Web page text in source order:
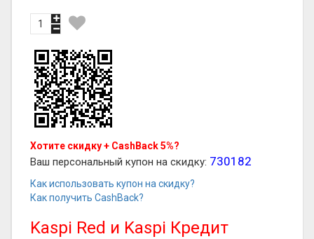
Хотите скидку + CashBack 5%?
Ваш персональный купон на скидку: 730182
Как использовать купон на скидку?
Как получить CashBack?
Kaspi Red и Kaspi Кредит